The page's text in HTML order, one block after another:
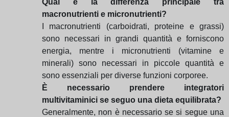
macronutrienti e micronutrienti?
I macronutrienti (carboidrati, proteine e grassi)
sono necessari in grandi quantità e forniscono
energia, mentre i micronutrienti (vitamine e
minerali) sono necessari in piccole quantità e
sono essenziali per diverse funzioni corporee.
È necessario prendere integratori
multivitaminici se seguo una dieta equilibrata?
Generalmente, non è necessario se si segue una